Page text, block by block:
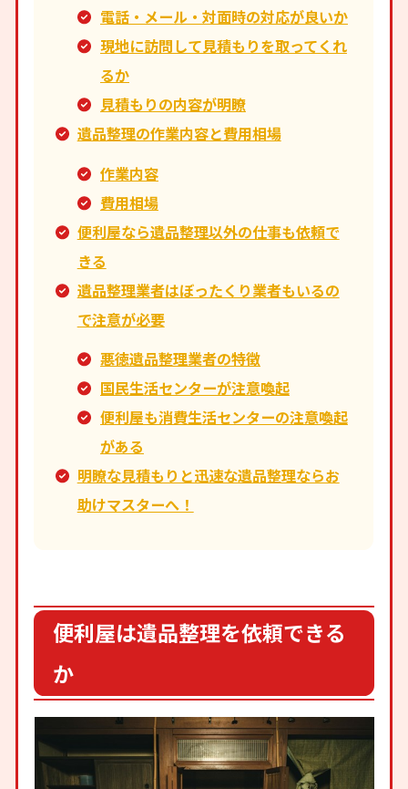
電話・メール・対面時の対応が良いか
現地に訪問して見積もりを取ってくれ
るか
見積もりの内容が明瞭
遺品整理の作業内容と費用相場
作業内容
費用相場
便利屋なら遺品整理以外の仕事も依頼で
きる
遺品整理業者はぼったくり業者もいるの
で注意が必要
悪徳遺品整理業者の特徴
国民生活センターが注意喚起
便利屋も消費生活センターの注意喚起
がある
明瞭な見積もりと迅速な遺品整理ならお
助けマスターへ！
便利屋は遺品整理を依頼できる
か